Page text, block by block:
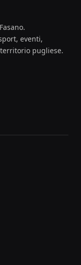
eventi,
pugliese.